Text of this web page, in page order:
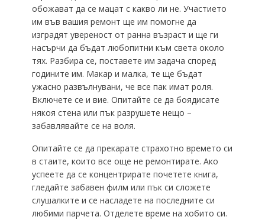
обожават да се мацат с какво ли не. Участието
им във вашия ремонт ще им помогне да
изградят увереност от ранна възраст и ще ги
насърчи да бъдат любопитни към света около
тях. Разбира се, поставете им задача според
годините им. Макар и малка, те ще бъдат
ужасно развълнувани, че все пак имат роля.
Включете се и вие. Опитайте се да боядисате
някоя стена или пък разрушете нещо –
забавлявайте се на воля.
Опитайте се да прекарате страхотно времето си
в стаите, които все още не ремонтирате. Ако
успеете да се концентрирате почетете книга,
гледайте забавен филм или пък си сложете
слушалките и се насладете на последните си
любими парчета. Отделете време на хобито си.